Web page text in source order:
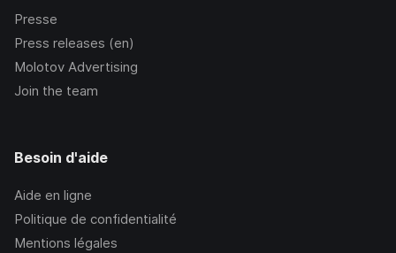
Presse
Press releases (en)
Molotov Advertising
Join the team
Besoin d'aide
Aide en ligne
Politique de confidentialité
Mentions légales